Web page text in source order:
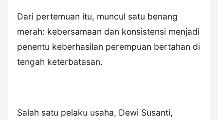
Dari pertemuan itu, muncul satu benang
merah: kebersamaan dan konsistensi menjadi
penentu keberhasilan perempuan bertahan di
tengah keterbatasan.
Salah satu pelaku usaha, Dewi Susanti,